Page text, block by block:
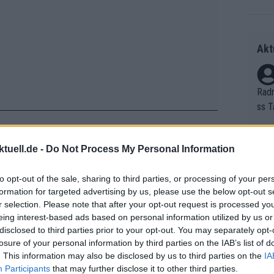
- Do Not Process My Personal Information
opt-out of the sale, sharing to third parties, or processing of your
for targeted advertising by us, please use the below opt-out
selection. Please note that after your opt-out request is processed
interest-based ads based on personal information utilized by us
to third parties prior to your opt-out. You may separately
of your personal information by third parties on the IAB’s list of
This information may also be disclosed by us to third parties on the
Participants that may further disclose it to other third parties.
an diesem Punkt einige Rivalen
auf die positiven Erträge dieser
ss
as
et.
Auf
V?